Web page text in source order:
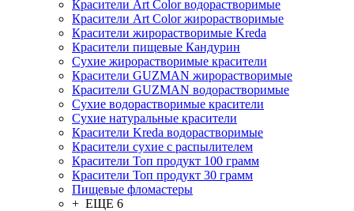
Красители Art Color водорастворимые
Красители Art Color жирорастворимые
Красители жирорастворимые Kreda
Красители пищевые Кандурин
Сухие жирорастворимые красители
Красители GUZMAN жирорастворимые
Красители GUZMAN водорастворимые
Сухие водорастворимые красители
Сухие натуральные красители
Красители Kreda водорастворимые
Красители сухие с распылителем
Красители Топ продукт 100 грамм
Красители Топ продукт 30 грамм
Пищевые фломастеры
+ ЕЩЕ 6